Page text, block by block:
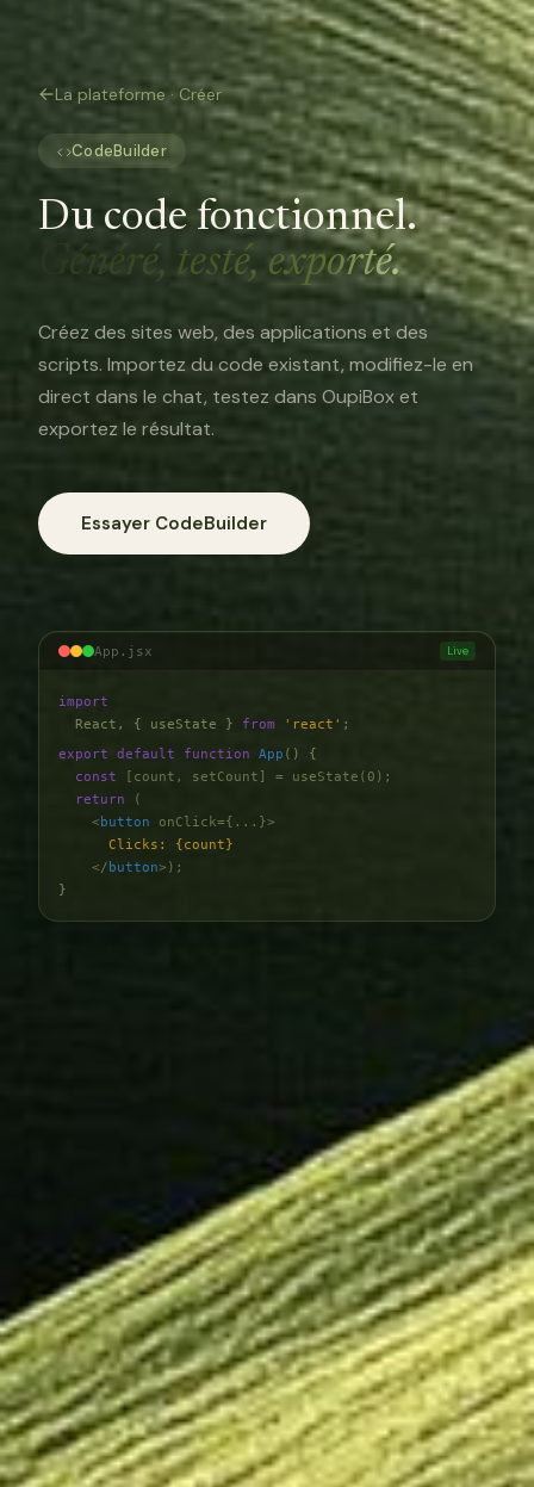
La plateforme · Créer
CodeBuilder
Du code fonctionnel.
Généré, testé, exporté.
Créez des sites web, des applications et des
scripts. Importez du code existant, modifiez-le en
direct dans le chat, testez dans OupiBox et
exportez le résultat.
Essayer CodeBuilder
App.jsx Live
import
React, { useState } from 'react' ;
export default function
App () {
const [count, setCount] = useState(0);
return (
< button onClick={...}>
Clicks: {count}
</ button>);
}